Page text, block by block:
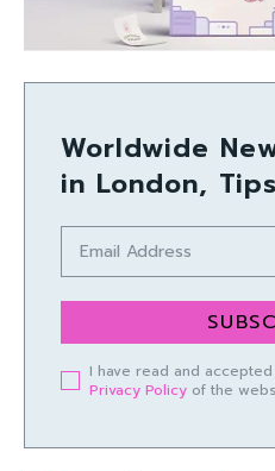
Worldwide
in London,
I have read and
Privacy Policy of the